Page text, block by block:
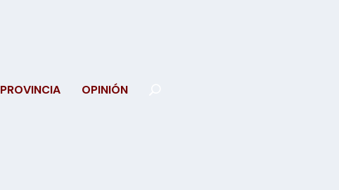
PROVINCIA OPINIÓN